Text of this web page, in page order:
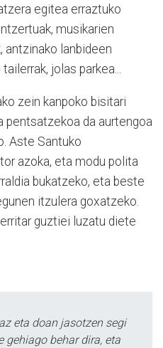
egitea erraztuko
musikarien
antzinako lanbideen
jolas parkea...
zein kanpoko bisitari
pentsatzekoa da aurtengoa
Aste Santuko
azoka, eta modu polita
bukatzeko, eta beste
itzulera goxatzeko.
guztiei luzatu diete
eta doan jasotzen segi
gehiago behar dira, eta